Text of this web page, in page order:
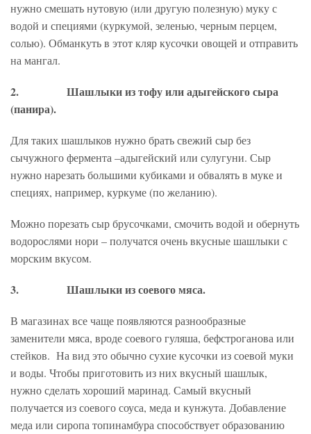
нужно смешать нутовую (или другую полезную) муку с
водой и специями (куркумой, зеленью, черным перцем,
солью). Обманкуть в этот кляр кусочки овощей и отправить
на мангал.
2. Шашлыки из тофу или адыгейского сыра
(панира).
Для таких шашлыков нужно брать свежий сыр без
сычужного фермента –адыгейский или сулугуни. Сыр
нужно нарезать большими кубиками и обвалять в муке и
специях, например, куркуме (по желанию).
Можно порезать сыр брусочками, смочить водой и обернуть
водорослями нори – получатся очень вкусные шашлыки с
морским вкусом.
3. Шашлыки из соевого мяса.
В магазинах все чаще появляются разнообразные
заменители мяса, вроде соевого гуляша, бефстроганова или
стейков. На вид это обычно сухие кусочки из соевой муки
и воды. Чтобы приготовить из них вкусный шашлык,
нужно сделать хороший маринад. Самый вкусный
получается из соевого соуса, меда и кунжута. Добавление
меда или сиропа топинамбура способствует образованию